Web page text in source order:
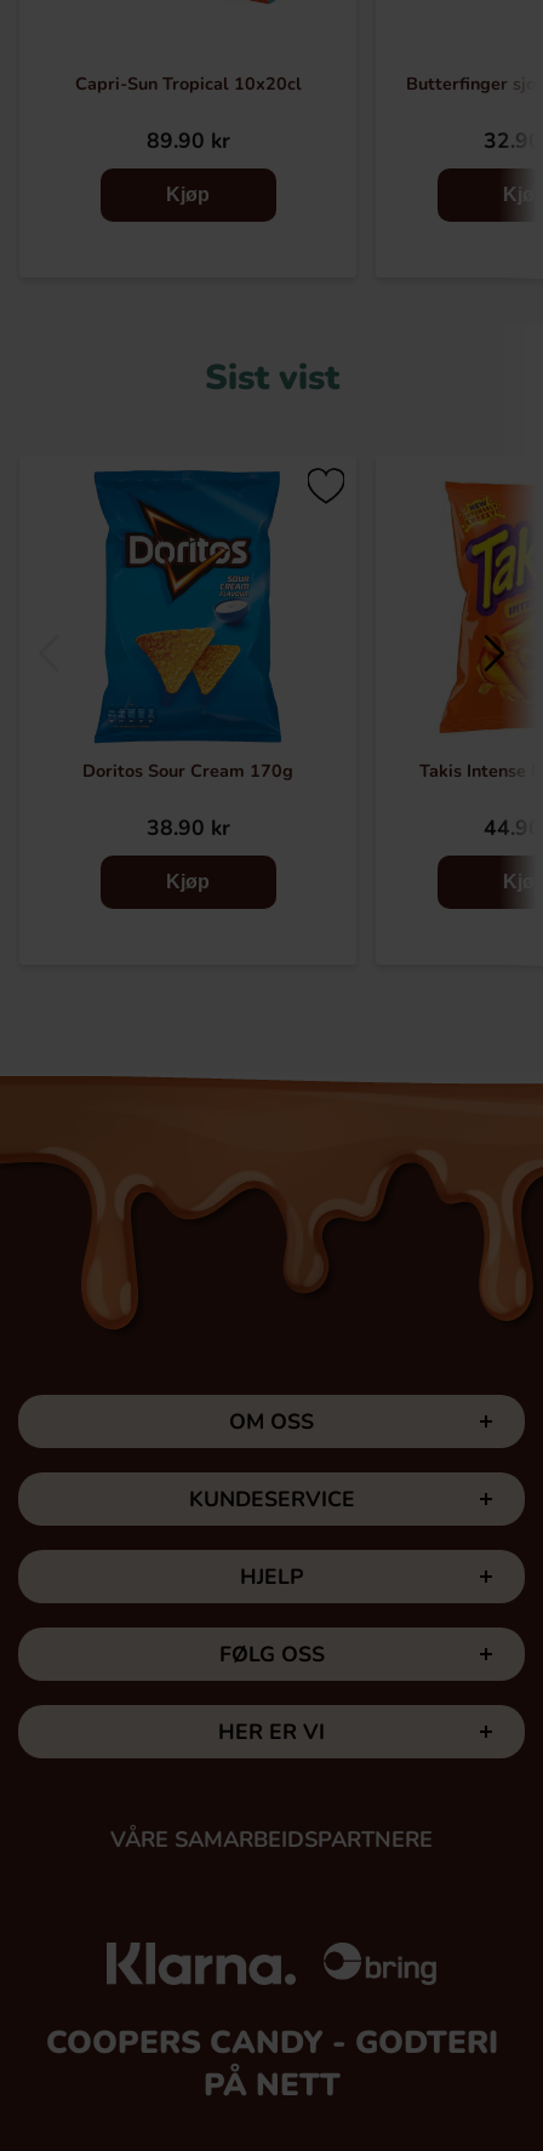
Capri-Sun Tropical 10x20cl
89.90 kr
Kjøp
Butterfinger
Sist vist
Doritos Sour Cream 170g
38.90 kr
Kjøp
Takis Intense
OM OSS
KUNDESERVICE
HJELP
FØLG OSS
HER ER VI
VÅRE SAMARBEIDSPARTNERE
COOPERS CANDY - GODTERI
PÅ NETT